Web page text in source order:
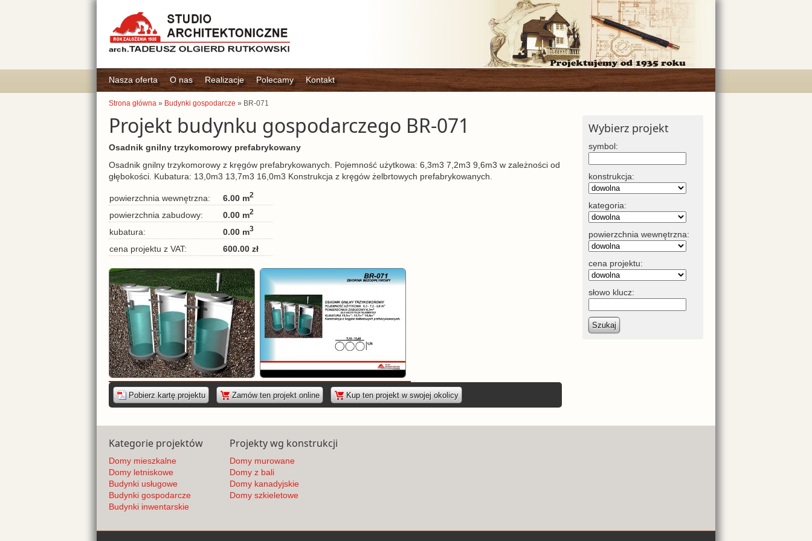
Nasza oferta O nas Realizacje Polecamy Kontakt
Strona główna » Budynki gospodarcze » BR-071
Projekt budynku gospodarczego BR-071
Osadnik gnilny trzykomorowy prefabrykowany
Osadnik gnilny trzykomorowy z kręgów prefabrykowanych. Pojemność użytkowa: 6,3m3 7,2m3 9,6m3 w zależności od
głębokości. Kubatura: 13,0m3 13,7m3 16,0m3 Konstrukcja z kręgów żelbrtowych prefabrykowanych.
powierzchnia wewnętrzna: 6.00 m2
powierzchnia zabudowy: 0.00 m2
kubatura: 0.00 m3
cena projektu z VAT: 600.00 zł
Pobierz kartę projektu Zamów ten projekt online Kup ten projekt w swojej okolicy
Wybierz projekt
symbol:
konstrukcja:
kategoria:
powierzchnia wewnętrzna:
cena projektu:
słowo klucz:
Szukaj
Kategorie projektów
Domy mieszkalne
Domy letniskowe
Budynki usługowe
Budynki gospodarcze
Budynki inwentarskie
Projekty wg konstrukcji
Domy murowane
Domy z bali
Domy kanadyjskie
Domy szkieletowe